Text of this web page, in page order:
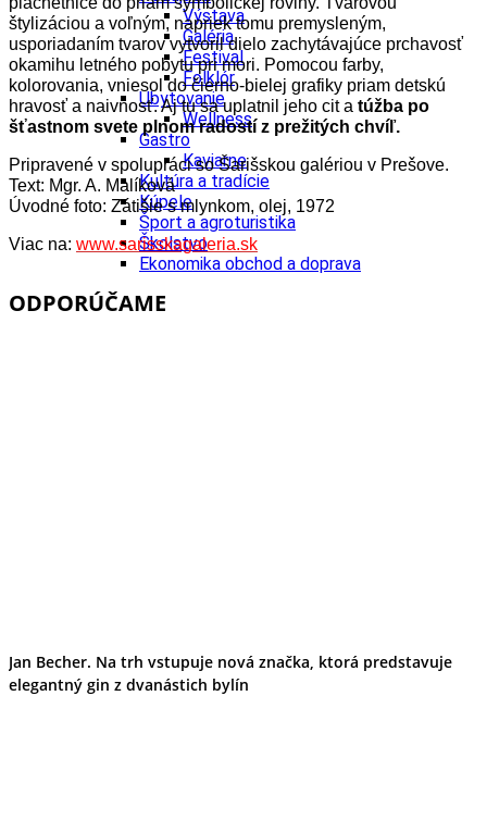
Výstava
Galéria
Festival
Folklór
Ubytovanie
Wellness
Gastro
Kaviarne
Kultúra a tradície
Kúpele
Šport a agroturistika
Školstvo
Ekonomika obchod a doprava
Tipy
Šport a agroturistika
Školstvo
Ekonomika obchod a doprava
štylizáciou a voľným, napriek tomu premysleným,
usporiadaním tvarov vytvoril dielo zachytávajúce prchavosť
okamihu letného pobytu pri mori. Pomocou farby,
kolorovania, vniesol do čierno-bielej grafiky priam detskú
hravosť a naivnosť. Aj tu sa uplatnil jeho cit a túžba po
šťastnom svete plnom radostí z prežitých chvíľ.
Pripravené v spolupráci so Šarišskou galériou v Prešove.
Text: Mgr. A. Malíková
Úvodné foto: Zátišie s mlynkom, olej, 1972
Viac na: www.sarisskagaleria.sk
ODPORÚČAME
Jan Becher. Na trh vstupuje nová značka, ktorá predstavuje
elegantný gin z dvanástich bylín